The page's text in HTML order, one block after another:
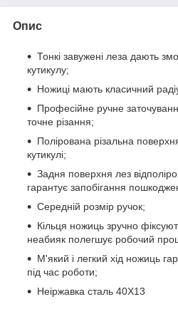
Опис
Тонкі завужені леза дають
кутикулу;
Ножиці мають класичний
Професійне ручне
точне різання;
Полірована різальна
кутикулі;
Задня поверхня лез
гарантує запобігання
Середній розмір ручок;
Кільця ножиць зручно
неабияк полегшує робочий
М'який і легкий хід ножиць
під час роботи;
Неіржавка сталь 40Х13